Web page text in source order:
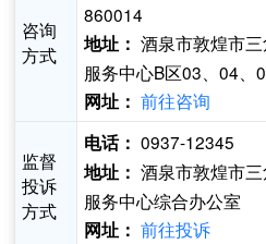
咨询
方式
860014
地址： 酒泉市敦煌市
服务中心B区03、04、
网址： 前往咨询
监督
投诉
方式
电话： 0937-12345
地址： 酒泉市敦煌市
服务中心综合办公室
网址： 前往投诉